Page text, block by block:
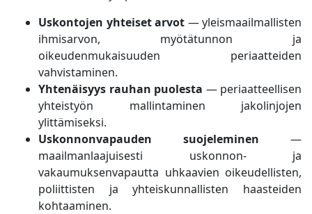
Uskontojen yhteiset arvot — yleismaailmallisten
ihmisarvon, myötätunnon ja
oikeudenmukaisuuden periaatteiden
vahvistaminen.
Yhtenäisyys rauhan puolesta — periaatteellisen
yhteistyön mallintaminen jakolinjojen
ylittämiseksi.
Uskonnonvapauden suojeleminen
—
maailmanlaajuisesti uskonnon- ja
vakaumuksenvapautta uhkaavien oikeudellisten,
poliittisten ja yhteiskunnallisten haasteiden
kohtaaminen.